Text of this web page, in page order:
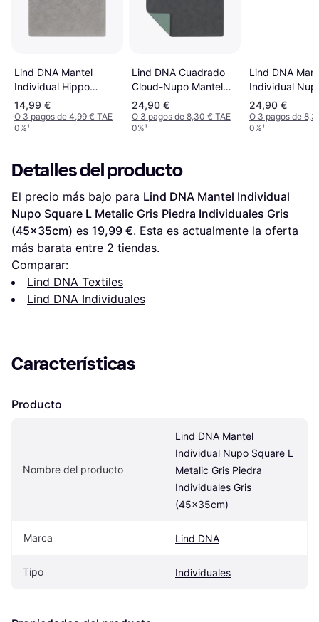
Lind DNA Mantel
Individual Hippo
Cuadrado Gris
Antracita Individuales
Gris (45x35cm)
14,99 €
O 3 pagos de 4,99 € TAE
0%¹
Lind DNA Cuadrado
Cloud-Nupo Mantel
Individual Reversible 1
Pieza Individuales
Gris, Verde
24,90 €
O 3 pagos de 8,30 € TAE
0%¹
Lind DNA
Individual
Reversible
Gris Antracita
Claro
24,90 €
O 3 pagos de
0%¹
Detalles del producto
El precio más bajo para Lind DNA Mantel Individual
Nupo Square L Metalic Gris Piedra Individuales Gris
(45x35cm) es 19,99 €. Esta es actualmente la oferta
más barata entre 2 tiendas.
Comparar:
Lind DNA Textiles
Lind DNA Individuales
Características
Producto
Nombre del producto
Lind DNA Mantel
Individual Nupo Square L
Metalic Gris Piedra
Individuales Gris
(45x35cm)
Marca Lind DNA
Tipo Individuales